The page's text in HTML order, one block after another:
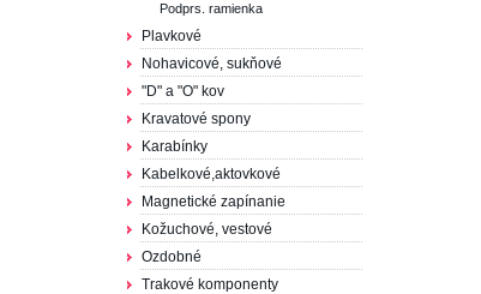
Podprs. ramienka
Plavkové
Nohavicové, sukňové
"D" a "O" kov
Kravatové spony
Karabínky
Kabelkové,aktovkové
Magnetické zapínanie
Kožuchové, vestové
Ozdobné
Trakové komponenty